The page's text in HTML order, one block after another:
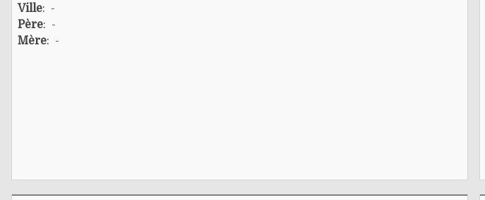
Ville: -
Père: -
Mère: -